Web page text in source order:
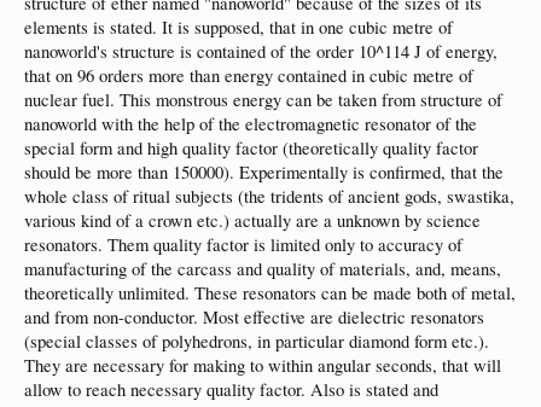
elements is stated. It is supposed, that in one cubic metre of
nanoworld's structure is contained of the order 10^114 J of energy,
that on 96 orders more than energy contained in cubic metre of
nuclear fuel. This monstrous energy can be taken from structure of
nanoworld with the help of the electromagnetic resonator of the
special form and high quality factor (theoretically quality factor
should be more than 150000). Experimentally is confirmed, that the
whole class of ritual subjects (the tridents of ancient gods, swastika,
various kind of a crown etc.) actually are a unknown by science
resonators. Them quality factor is limited only to accuracy of
manufacturing of the carcass and quality of materials, and, means,
theoretically unlimited. These resonators can be made both of metal,
and from non-conductor. Most effective are dielectric resonators
(special classes of polyhedrons, in particular diamond form etc.).
They are necessary for making to within angular seconds, that will
allow to reach necessary quality factor. Also is stated and